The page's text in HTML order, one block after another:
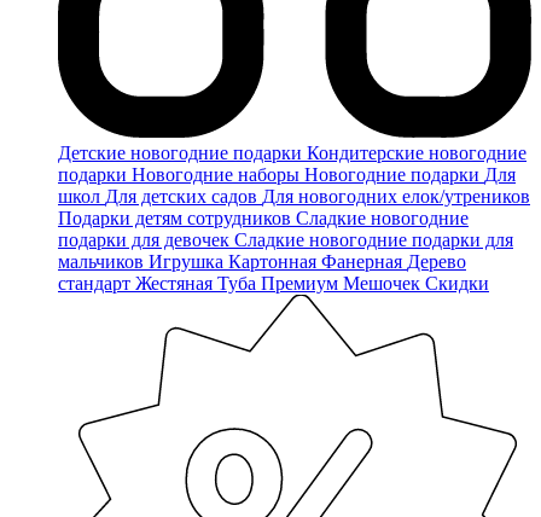
Детские новогодние подарки Кондитерские новогодние
подарки Новогодние наборы Новогодние подарки Для
школ Для детских садов Для новогодних елок/утреников
Подарки детям сотрудников Сладкие новогодние
подарки для девочек Сладкие новогодние подарки для
мальчиков Игрушка Картонная Фанерная Дерево
стандарт Жестяная Туба Премиум Мешочек Скидки